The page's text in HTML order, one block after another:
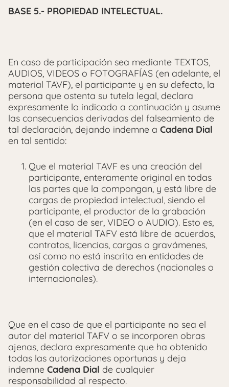
BASE 5.- PROPIEDAD INTELECTUAL.
En caso de participación sea mediante TEXTOS,
AUDIOS, VIDEOS o FOTOGRAFÍAS (en adelante, el
material TAVF), el participante y en su defecto, la
persona que ostenta su tutela legal, declara
expresamente lo indicado a continuación y asume
las consecuencias derivadas del falseamiento de
tal declaración, dejando indemne a Cadena Dial
en tal sentido:
Que el material TAVF es una creación del
participante, enteramente original en todas
las partes que la compongan, y está libre de
cargas de propiedad intelectual, siendo el
participante, el productor de la grabación
(en el caso de ser, VIDEO o AUDIO). Esto es,
que el material TAFV está libre de acuerdos,
contratos, licencias, cargas o gravámenes,
así como no está inscrita en entidades de
gestión colectiva de derechos (nacionales o
internacionales).
Que en el caso de que el participante no sea el
autor del material TAFV o se incorporen obras
ajenas, declara expresamente que ha obtenido
todas las autorizaciones oportunas y deja
indemne Cadena Dial de cualquier
responsabilidad al respecto.